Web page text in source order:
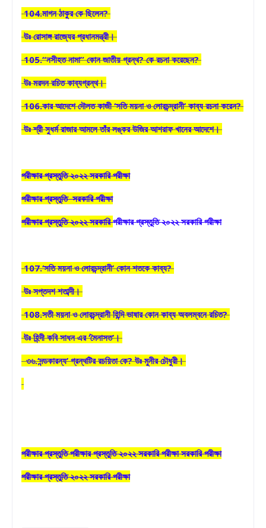
104.মাগন ঠাকুর কে ছিলেন?
উঃ রোসাঙ্গ রাজ্যের প্রধানমন্ত্রী।
105.“নসীহত নামা” কোন জাতীয় গ্রন্থ? কে রচনা করেছেন?
উঃ মরদন রচিত কাব্যগ্রন্থ।
106.কার আদেশে দৌলত কাজী ‘সতি ময়না ও লোরচন্দ্রানী’ কাব্য রচনা করেন?
উঃ শ্রী সুধর্ম রাজার আমলে তাঁর লঙ্কর উজির আশরাফ খানের আদেশে।
পরীক্ষার প্রস্তুতি ২০২২ সরকারি পরীক্ষা
পরীক্ষার প্রস্তুতি সরকারি পরীক্ষা
পরীক্ষার প্রস্তুতি ২০২২ সরকারিপরীক্ষার প্রস্তুতি ২০২২ সরকারি পরীক্ষা
107.‘সতি ময়না ও লোরচন্দ্রানী’ কোন শতকে কাব্য?
উঃ সপ্তদশ শতাব্দী।
108.সতী ময়না ও লোরচন্দ্রানী হিন্দি ভাষার কোন কাব্য অবলম্বনে রচিত?
উঃ হিন্দী কবি সাধন এর ‘মৈনাসত’।
৩৬.‘দন্ডকারন্য’ গ্রন্থটির রচয়িতা কে? উঃ মুনীর চৌধুরী।
পরীক্ষার প্রস্তুতি পরীক্ষার প্রস্তুতি ২০২২ সরকারি পরীক্ষা সরকারি পরীক্ষা
পরীক্ষার প্রস্তুতি ২০২২ সরকারি পরীক্ষা